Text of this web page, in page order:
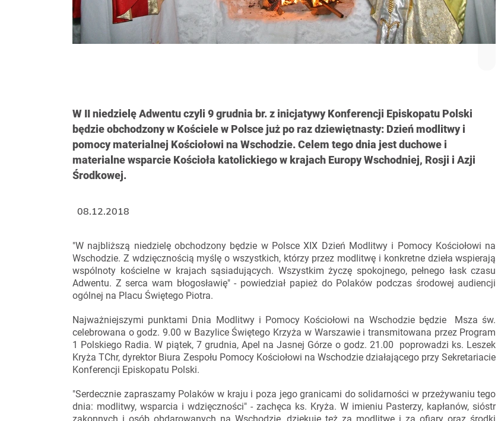
W II niedzielę Adwentu czyli 9 grudnia br. z inicjatywy Konferencji Episkopatu Polski
będzie obchodzony w Kościele w Polsce już po raz dziewiętnasty: Dzień modlitwy i
pomocy materialnej Kościołowi na Wschodzie. Celem tego dnia jest duchowe i
materialne wsparcie Kościoła katolickiego w krajach Europy Wschodniej, Rosji i Azji
Środkowej.
"W najbliższą niedzielę obchodzony będzie w Polsce XIX Dzień Modlitwy i Pomocy Kościołowi na
Wschodzie. Z wdzięcznością myślę o wszystkich, którzy przez modlitwę i konkretne dzieła wspierają
wspólnoty kościelne w krajach sąsiadujących. Wszystkim życzę spokojnego, pełnego łask czasu
Adwentu. Z serca wam błogosławię" - powiedział papież do Polaków podczas środowej audiencji
ogólnej na Placu Świętego Piotra.
Najważniejszymi punktami Dnia Modlitwy i Pomocy Kościołowi na Wschodzie będzie Msza św.
celebrowana o godz. 9.00 w Bazylice Świętego Krzyża w Warszawie i transmitowana przez Program
1 Polskiego Radia. W piątek, 7 grudnia, Apel na Jasnej Górze o godz. 21.00 poprowadzi ks. Leszek
Kryża TChr, dyrektor Biura Zespołu Pomocy Kościołowi na Wschodzie działającego przy Sekretariacie
Konferencji Episkopatu Polski.
"Serdecznie zapraszamy Polaków w kraju i poza jego granicami do solidarności w przeżywaniu tego
dnia: modlitwy, wsparcia i wdzięczności" - zachęca ks. Kryża. W imieniu Pasterzy, kapłanów, sióstr
08.12.2018